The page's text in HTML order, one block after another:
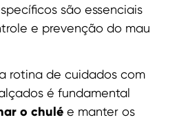
são essenciais
e prevenção do mau
rotina de cuidados com
é fundamental
o chulé e manter os